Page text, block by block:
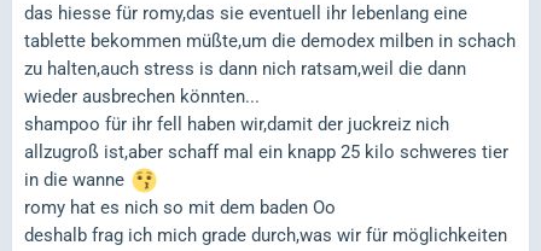
das hiesse für romy,das sie eventuell ihr lebenlang eine
tablette bekommen müßte,um die demodex milben in schach
zu halten,auch stress is dann nich ratsam,weil die dann
wieder ausbrechen könnten...
shampoo für ihr fell haben wir,damit der juckreiz nich
allzugroß ist,aber schaff mal ein knapp 25 kilo schweres tier
in die wanne
romy hat es nich so mit dem baden Oo
deshalb frag ich mich grade durch,was wir für möglichkeiten